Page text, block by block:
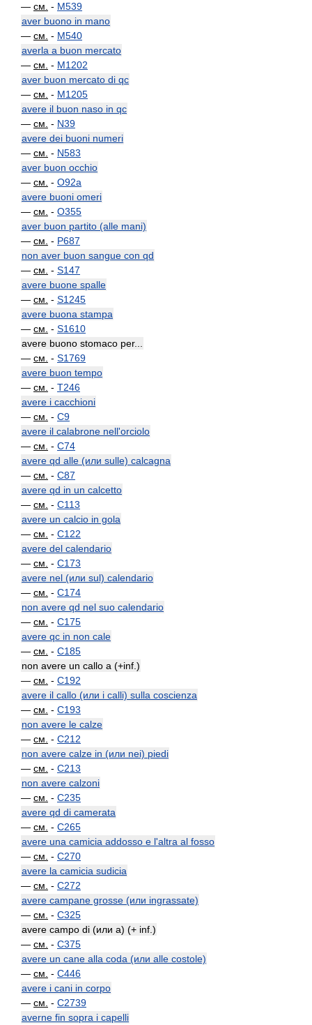
— см. - M539
aver buono in mano
— см. - M540
averla a buon mercato
— см. - M1202
aver buon mercato di qc
— см. - M1205
avere il buon naso in qc
— см. - N39
avere dei buoni numeri
— см. - N583
aver buon occhio
— см. - O92a
avere buoni omeri
— см. - O355
aver buon partito (alle mani)
— см. - P687
non aver buon sangue con qd
— см. - S147
avere buone spalle
— см. - S1245
avere buona stampa
— см. - S1610
avere buono stomaco per...
— см. - S1769
avere buon tempo
— см. - T246
avere i cacchioni
— см. - C9
avere il calabrone nell'orciolo
— см. - C74
avere qd alle (или sulle) calcagna
— см. - C87
avere qd in un calcetto
— см. - C113
avere un calcio in gola
— см. - C122
avere del calendario
— см. - C173
avere nel (или sul) calendario
— см. - C174
non avere qd nel suo calendario
— см. - C175
avere qc in non cale
— см. - C185
non avere un callo a (+inf.)
— см. - C192
avere il callo (или i calli) sulla coscienza
— см. - C193
non avere le calze
— см. - C212
non avere calze in (или nei) piedi
— см. - C213
non avere calzoni
— см. - C235
avere qd di camerata
— см. - C265
avere una camicia addosso e l'altra al fosso
— см. - C270
avere la camicia sudicia
— см. - C272
avere campane grosse (или ingrassate)
— см. - C325
avere campo di (или a) (+ inf.)
— см. - C375
avere un cane alla coda (или alle costole)
— см. - C446
avere i cani in corpo
— см. - C2739
averne fin sopra i capelli